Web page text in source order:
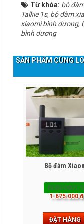
Từ khóa: bộ
Talkie 1s, bộ đàm
xiaomi bình dương,
bình dương
SẢN PHẨM CÙNG
Bộ đàm
BDBD000172
1.675.000 đ
ĐẶT HÀNG